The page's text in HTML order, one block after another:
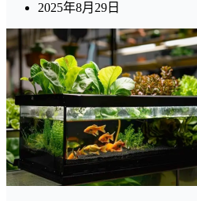
2025年8月29日